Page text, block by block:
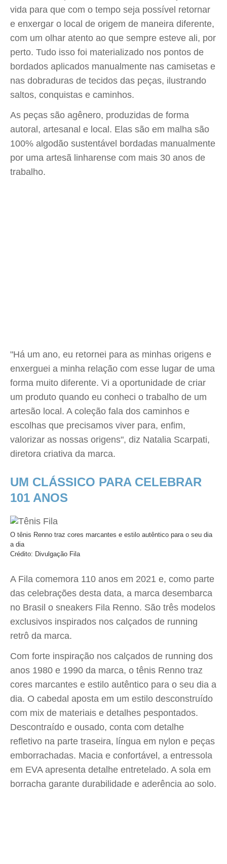
vida para que com o tempo seja possível retornar
e enxergar o local de origem de maneira diferente,
com um olhar atento ao que sempre esteve ali, por
perto. Tudo isso foi materializado nos pontos de
bordados aplicados manualmente nas camisetas e
nas dobraduras de tecidos das peças, ilustrando
saltos, conquistas e caminhos.
As peças são agênero, produzidas de forma
autoral, artesanal e local. Elas são em malha são
100% algodão sustentável bordadas manualmente
por uma artesã linharense com mais 30 anos de
trabalho.
"Há um ano, eu retornei para as minhas origens e
enxerguei a minha relação com esse lugar de uma
forma muito diferente. Vi a oportunidade de criar
um produto quando eu conheci o trabalho de um
artesão local. A coleção fala dos caminhos e
escolhas que precisamos viver para, enfim,
valorizar as nossas origens", diz Natalia Scarpati,
diretora criativa da marca.
UM CLÁSSICO PARA CELEBRAR
101 ANOS
O tênis Renno traz cores marcantes e estilo autêntico para o seu dia
a dia
Crédito: Divulgação Fila
A Fila comemora 110 anos em 2021 e, como parte
das celebrações desta data, a marca desembarca
no Brasil o sneakers Fila Renno. São três modelos
exclusivos inspirados nos calçados de running
retrô da marca.
Com forte inspiração nos calçados de running dos
anos 1980 e 1990 da marca, o tênis Renno traz
cores marcantes e estilo autêntico para o seu dia a
dia. O cabedal aposta em um estilo desconstruído
com mix de materiais e detalhes pespontados.
Descontraído e ousado, conta com detalhe
refletivo na parte traseira, língua em nylon e peças
emborrachadas. Macia e confortável, a entressola
em EVA apresenta detalhe entretelado. A sola em
borracha garante durabilidade e aderência ao solo.